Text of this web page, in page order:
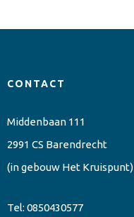
CONTACT
Middenbaan 111
2991 CS Barendrecht
(in gebouw Het Kruispunt)
Tel: 0850430577